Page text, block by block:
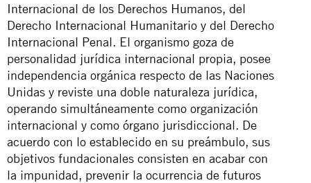
Internacional de los Derechos Humanos, del
Derecho Internacional Humanitario y del Derecho
Internacional Penal. El organismo goza de
personalidad jurídica internacional propia, posee
independencia orgánica respecto de las Naciones
Unidas y reviste una doble naturaleza jurídica,
operando simultáneamente como organización
internacional y como órgano jurisdiccional. De
acuerdo con lo establecido en su preámbulo, sus
objetivos fundacionales consisten en acabar con
la impunidad, prevenir la ocurrencia de futuros